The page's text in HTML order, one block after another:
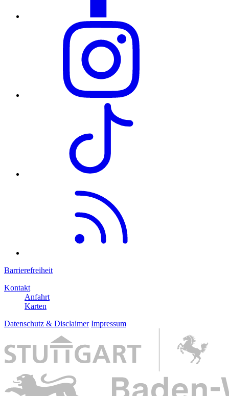
Barrierefreiheit
Kontakt
Anfahrt
Karten
Datenschutz & Disclaimer Impressum